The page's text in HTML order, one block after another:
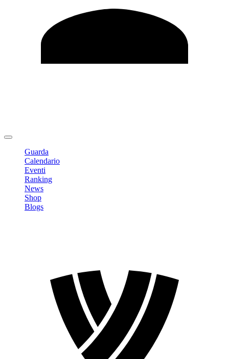
Guarda
Calendario
Eventi
Ranking
News
Shop
Blogs